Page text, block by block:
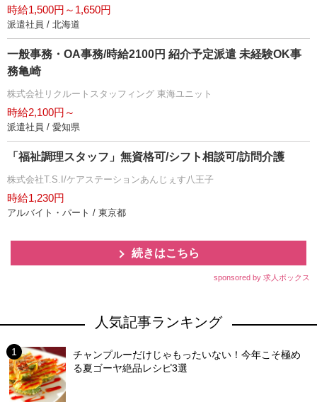
時給1,500円～1,650円
派遣社員 / 北海道
一般事務・OA事務/時給2100円 紹介予定派遣 未経験OK事
務亀崎
株式会社リクルートスタッフィング 東海ユニット
時給2,100円～
派遣社員 / 愛知県
「福祉調理スタッフ」無資格可/シフト相談可/訪問介護
株式会社T.S.I/ケアステーションあんじぇす八王子
時給1,230円
アルバイト・パート / 東京都
続きはこちら
sponsored by 求人ボックス
人気記事ランキング
チャンプルーだけじゃもったいない！今年こそ極め
る夏ゴーヤ絶品レシピ3選